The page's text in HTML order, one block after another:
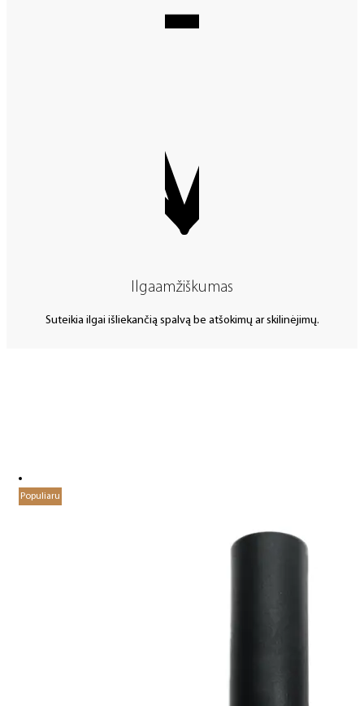
Ilgaamžiškumas
Suteikia ilgai išliekančią spalvą be atšokimų ar skilinėjimų.
Populiaru